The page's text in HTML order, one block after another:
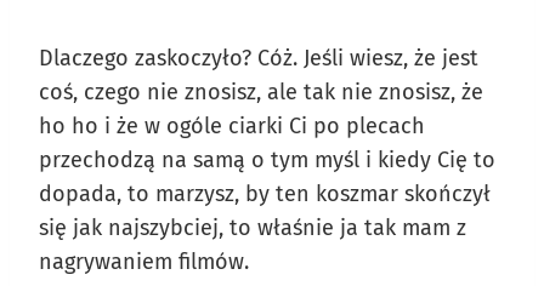
Dlaczego zaskoczyło? Cóż. Jeśli wiesz, że jest
coś, czego nie znosisz, ale tak nie znosisz, że
ho ho i że w ogóle ciarki Ci po plecach
przechodzą na samą o tym myśl i kiedy Cię to
dopada, to marzysz, by ten koszmar skończył
się jak najszybciej, to właśnie ja tak mam z
nagrywaniem filmów.